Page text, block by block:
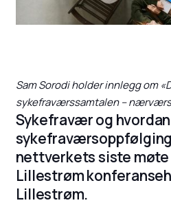
Sam Sorodi holder innlegg om
sykefraværssamtalen –
Sykefravær og
sykefraværsoppfølging
nettverkets siste
Lillestrøm
Lillestrøm.